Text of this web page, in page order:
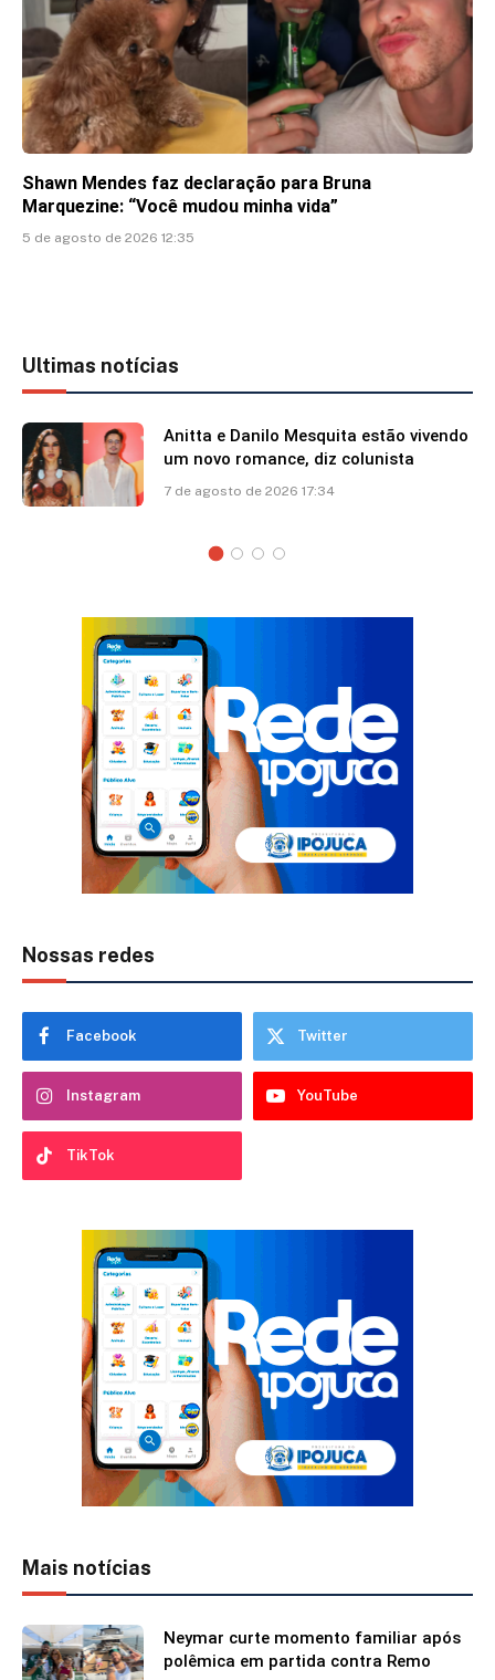
Shawn Mendes faz declaração para Bruna
Marquezine: “Você mudou minha vida”
5 de agosto de 2026 12:35
Ultimas notícias
Anitta e Danilo Mesquita estão vivendo
um novo romance, diz colunista
7 de agosto de 2026 17:34
Nossas redes
Facebook Twitter
Instagram YouTube
TikTok
Mais notícias
Neymar curte momento familiar após
polêmica em partida contra Remo